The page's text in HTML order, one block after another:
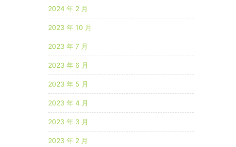
2024 年 2 月
2023 年 10 月
2023 年 7 月
2023 年 6 月
2023 年 5 月
2023 年 4 月
2023 年 3 月
2023 年 2 月